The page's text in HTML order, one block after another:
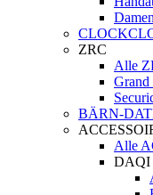
ZRC
Alle
Grand
BÄRN-
Alle
DAQI